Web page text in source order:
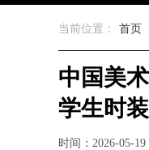
当前位置： 首页
中国美
学生时
时间：2026-05-19